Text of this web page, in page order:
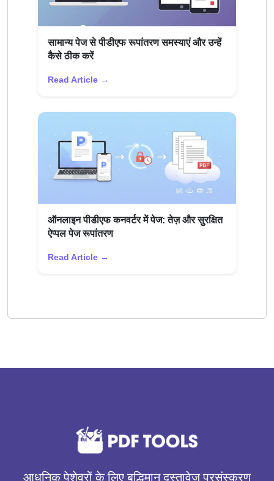
सामान्य पेज से पीडीएफ रूपांतरण समस्याएं और उन्हें
कैसे ठीक करें
Read Article →
ऑनलाइन पीडीएफ कनवर्टर में पेज: तेज़ और सुरक्षित
ऐप्पल पेज रूपांतरण
Read Article →
आधुनिक पेशेवरों के लिए बुद्धिमान दस्तावेज़ प्रसंस्करण